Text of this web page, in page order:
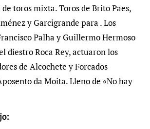
toros mixta. Toros de Brito Paes,
y Garcigrande para . Los
Palha y Guillermo Hermoso
diestro Roca Rey, actuaron los
de Alcochete y Forcados
da Moita. Lleno de «No hay